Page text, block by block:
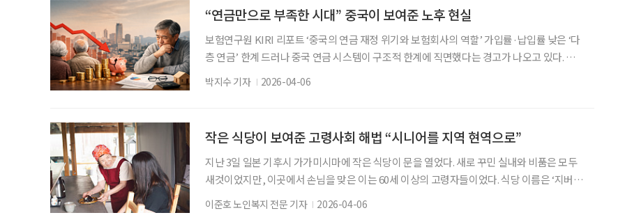
“연금만으로 부족한 시대” 중국이 보여준 노후 현실
보험연구원 KIRI 리포트 ‘중국의 연금 재정 위기와 보험회사의 역할’ 가입률·납입률 낮은 ‘다
층 연금’ 한계 드러나 중국 연금 시스템이 구조적 한계에 직면했다는 경고가 나오고 있다. 고
령화와 저출산, 청년 실업이 동시에 작용하면서 연금 재정의 지속 가능성이 흔들리고 있다는
분석이다. 특히 다층 연금 체계 전반에서 가입과 납입이 저조해 제도의 실효성이 떨어진다는
박지수 기자 2026-04-06
작은 식당이 보여준 고령사회 해법 “시니어를 지역 현역으로”
지난 3일 일본 기후시 가가미시마에 작은 식당이 문을 열었다. 새로 꾸민 실내와 비품은 모두
새것이었지만, 이곳에서 손님을 맞은 이는 60세 이상의 고령자들이었다. 식당 이름은 ‘지버
푸드’다. 기업 지버(ジーバー)가 지역 기업과 손잡고 식당 운영 노하우와 인력 양성을 지원하
는 방식의 사업이다. 이번 점포는 지역 기업 넥스트나와가 사업 주체를 맡았다. 이 회사가 눈길
이준호 노인복지 전문 기자 2026-04-06